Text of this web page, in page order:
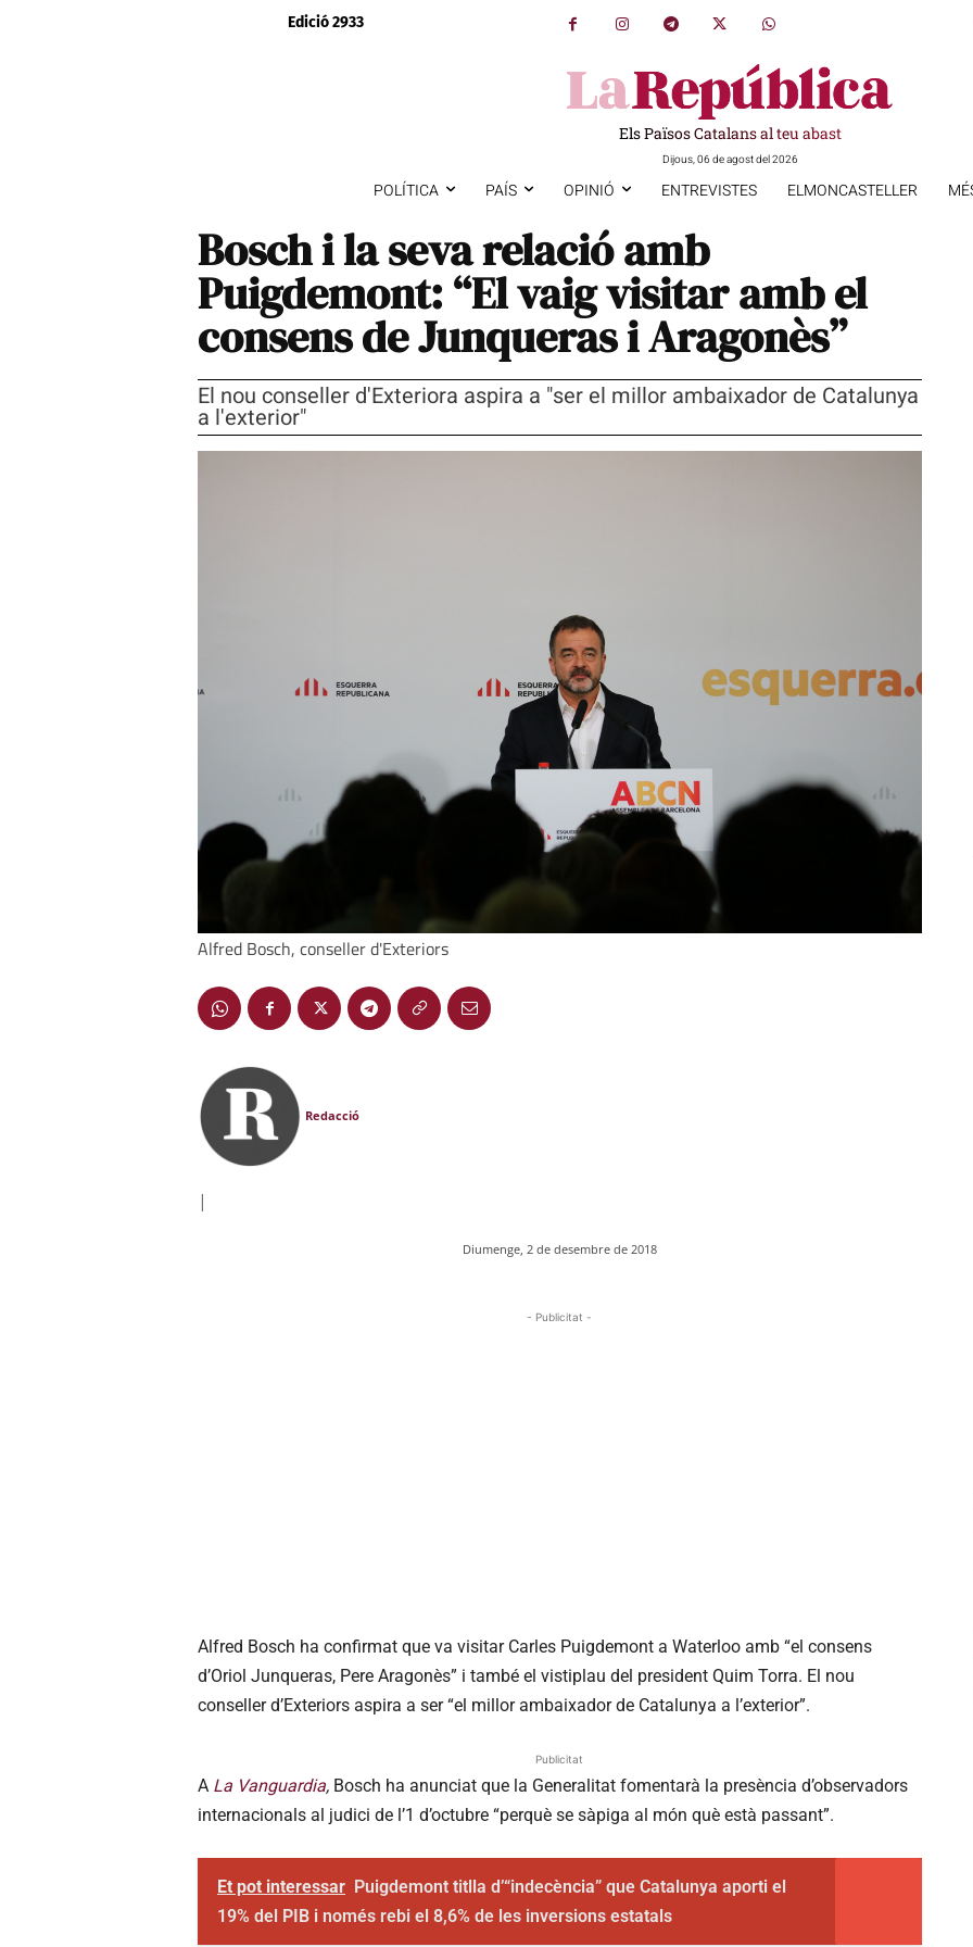
Edició 2933
Els Països Catalans al teu abast
Dijous, 06 de agost del 2026
POLÍTICA PAÍS OPINIÓ ENTREVISTES ELMONCASTELLER
Bosch i la seva relació amb
Puigdemont: “El vaig visitar amb el
consens de Junqueras i Aragonès”
El nou conseller d'Exteriora aspira a "ser el millor ambaixador de Catalunya
a l'exterior"
Alfred Bosch, conseller d'Exteriors
Redacció
|
Diumenge, 2 de desembre de 2018
- Publicitat -
Alfred Bosch ha confirmat que va visitar Carles Puigdemont a Waterloo amb “el consens
d’Oriol Junqueras, Pere Aragonès” i també el vistiplau del president Quim Torra. El nou
conseller d’Exteriors aspira a ser “el millor ambaixador de Catalunya a l’exterior”.
Publicitat
A La Vanguardia, Bosch ha anunciat que la Generalitat fomentarà la presència d’observadors
internacionals al judici de l’1 d’octubre “perquè se sàpiga al món què està passant”.
Et pot interessar Puigdemont titlla d’“indecència” que Catalunya aporti el
19% del PIB i només rebi el 8,6% de les inversions estatals